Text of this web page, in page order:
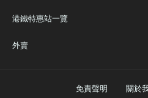
港鐵特惠站一覽
外賣
免責聲明 關於